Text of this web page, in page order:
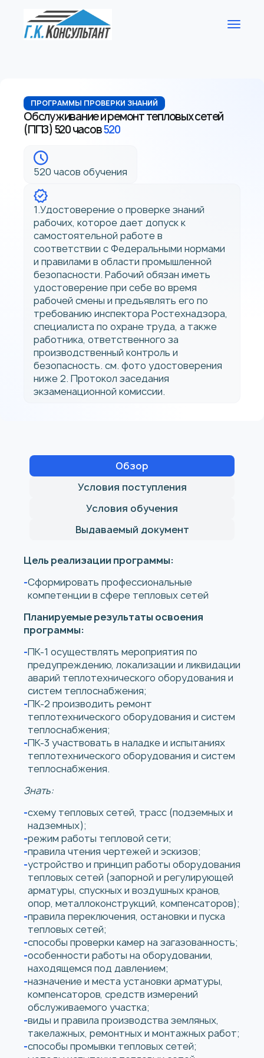
ПРОГРАММЫ ПРОВЕРКИ ЗНАНИЙ
Обслуживание и ремонт тепловых сетей
(ППЗ) 520 часов520
520 часов обучения
1.Удостоверение о проверке знаний
рабочих, которое дает допуск к
самостоятельной работе в
соответствии с Федеральными нормами
и правилами в области промышленной
безопасности. Рабочий обязан иметь
удостоверение при себе во время
рабочей смены и предъявлять его по
требованию инспектора Ростехнадзора,
специалиста по охране труда, а также
работника, ответственного за
производственный контроль и
безопасность. см. фото удостоверения
ниже 2. Протокол заседания
экзаменационной комиссии.
Обзор
Условия поступления
Условия обучения
Выдаваемый документ
Цель реализации программы:
Сформировать профессиональные
компетенции в сфере тепловых сетей
Планируемые результаты освоения
программы:
ПК-1 осуществлять мероприятия по
предупреждению, локализации и ликвидации
аварий теплотехнического оборудования и
систем теплоснабжения;
ПК-2 производить ремонт
теплотехнического оборудования и систем
теплоснабжения;
ПК-3 участвовать в наладке и испытаниях
теплотехнического оборудования и систем
теплоснабжения.
Знать:
схему тепловых сетей, трасс (подземных и
надземных);
режим работы тепловой сети;
правила чтения чертежей и эскизов;
устройство и принцип работы оборудования
тепловых сетей (запорной и регулирующей
арматуры, спускных и воздушных кранов,
опор, металлоконструкций, компенсаторов);
правила переключения, остановки и пуска
тепловых сетей;
способы проверки камер на загазованность;
особенности работы на оборудовании,
находящемся под давлением;
назначение и места установки арматуры,
компенсаторов, средств измерений
обслуживаемого участка;
виды и правила производства земляных,
такелажных, ремонтных и монтажных работ;
способы промывки тепловых сетей;